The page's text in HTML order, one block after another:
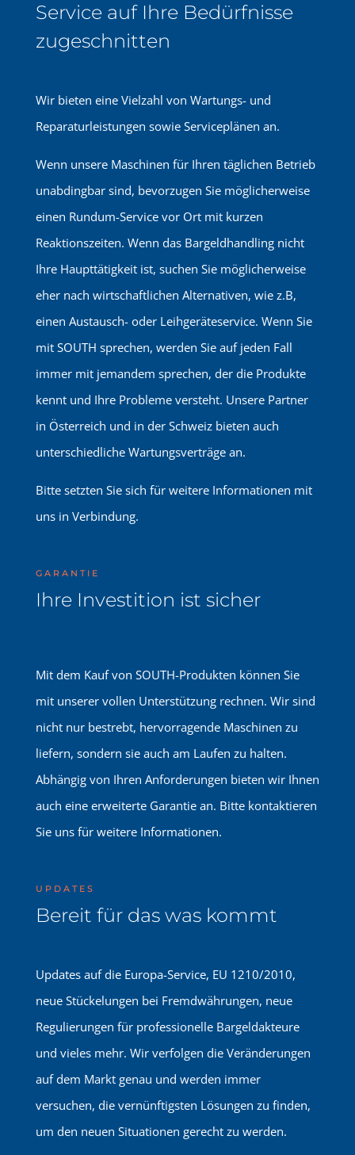
Service auf Ihre Bedürfnisse
zugeschnitten
Wir bieten eine Vielzahl von Wartungs- und
Reparaturleistungen sowie Serviceplänen an.
Wenn unsere Maschinen für Ihren täglichen Betrieb
unabdingbar sind, bevorzugen Sie möglicherweise
einen Rundum-Service vor Ort mit kurzen
Reaktionszeiten. Wenn das Bargeldhandling nicht
Ihre Haupttätigkeit ist, suchen Sie möglicherweise
eher nach wirtschaftlichen Alternativen, wie z.B,
einen Austausch- oder Leihgeräteservice. Wenn Sie
mit SOUTH sprechen, werden Sie auf jeden Fall
immer mit jemandem sprechen, der die Produkte
kennt und Ihre Probleme versteht. Unsere Partner
in Österreich und in der Schweiz bieten auch
unterschiedliche Wartungsverträge an.
Bitte setzten Sie sich für weitere Informationen mit
uns in Verbindung.
GARANTIE
Ihre Investition ist sicher
Mit dem Kauf von SOUTH-Produkten können Sie
mit unserer vollen Unterstützung rechnen. Wir sind
nicht nur bestrebt, hervorragende Maschinen zu
liefern, sondern sie auch am Laufen zu halten.
Abhängig von Ihren Anforderungen bieten wir Ihnen
auch eine erweiterte Garantie an. Bitte kontaktieren
Sie uns für weitere Informationen.
UPDATES
Bereit für das was kommt
Updates auf die Europa-Service, EU 1210/2010,
neue Stückelungen bei Fremdwährungen, neue
Regulierungen für professionelle Bargeldakteure
und vieles mehr. Wir verfolgen die Veränderungen
auf dem Markt genau und werden immer
versuchen, die vernünftigsten Lösungen zu finden,
um den neuen Situationen gerecht zu werden.